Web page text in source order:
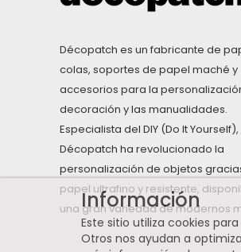
Décopatch es un fabricante de
colas, soportes de papel maché y
accesorios para la
decoración y las manualidades.
Especialista del DIY (Do It Yourself),
Décopatch ha revolucionado la
personalización de objetos
papel ultrafino y resistente,
una gran variedad de modernos
Información
Este sitio utiliza cookies
Otros nos ayudan a